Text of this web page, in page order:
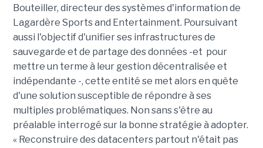
Bouteiller, directeur des systèmes d'information de
Lagardère Sports and Entertainment. Poursuivant
aussi l'objectif d'unifier ses infrastructures de
sauvegarde et de partage des données -et pour
mettre un terme à leur gestion décentralisée et
indépendante -, cette entité se met alors en quête
d'une solution susceptible de répondre à ses
multiples problématiques. Non sans s'être au
préalable interrogé sur la bonne stratégie à adopter.
« Reconstruire des datacenters partout n'était pas